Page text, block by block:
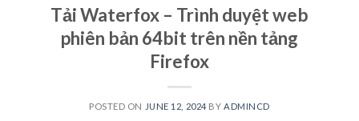
Tải Waterfox – Trình duyệt web
phiên bản 64bit trên nền tảng
Firefox
POSTED ON JUNE 12, 2024 BY ADMINCD